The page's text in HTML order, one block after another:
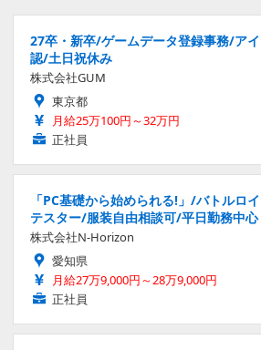
27卒・新卒/ゲームデータ登録事務/ア
認/土日祝休み
株式会社GUM
東京都
月給25万100円～32万円
正社員
「PC基礎から始められる!」/バトルロ
テスター/服装自由相談可/平日勤務中心
株式会社N-Horizon
愛知県
月給27万9,000円～28万9,000円
正社員